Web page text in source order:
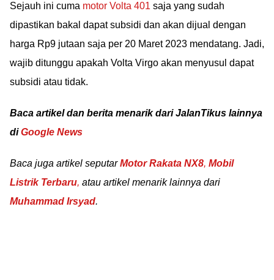
Sejauh ini cuma motor Volta 401 saja yang sudah
dipastikan bakal dapat subsidi dan akan dijual dengan
harga Rp9 jutaan saja per 20 Maret 2023 mendatang. Jadi,
wajib ditunggu apakah Volta Virgo akan menyusul dapat
subsidi atau tidak.
Baca artikel dan berita menarik dari JalanTikus lainnya
diGoogle News
Baca juga artikel seputarMotor Rakata NX8, Mobil
Listrik Terbaru, atau artikel menarik lainnya dari
Muhammad Irsyad.